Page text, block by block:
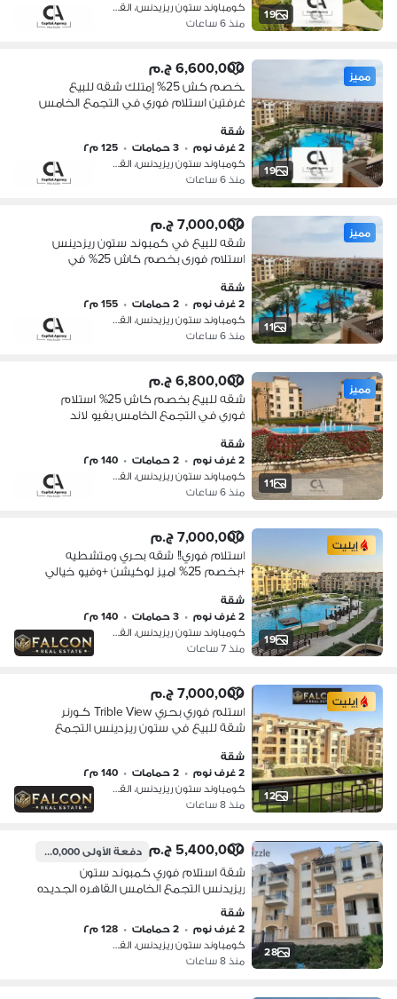
19
كومباوند ستون ريزيدنس، القطامية
منذ 6 ساعات
19
مميز 6,600,000 ج.م
بخصم كش 25% إمتلك شقه للبيع
غرفتين استلام فوري في التجمع الخامس
Residence
شقة
2 غرف نوم
• 3 حمامات • 125 م٢
كومباوند ستون ريزيدنس، القطامية
منذ 6 ساعات
11
مميز 7,000,000 ج.م
شقه للبيع في كمبوند ستون ريزدينس
استلام فورى بخصم كاش 25% في
قلب القاهرة الجديدة - ستون ريزدينس |
Stone Residence
شقة
2 غرف نوم
• 2 حمامات • 155 م٢
كومباوند ستون ريزيدنس، القطامية
منذ 6 ساعات
11
مميز 6,800,000 ج.م
شقه للبيع بخصم كاش 25% استلام
فوري في التجمع الخامس بفيو لاند
ريزدينس | Stone Residence
شقة
2 غرف نوم
• 2 حمامات • 140 م٢
كومباوند ستون ريزيدنس، القطامية
منذ 6 ساعات
19
إيليت 7,000,000 ج.م
استلام فوري!! شقه بحري ومتشطيه
+بخصم 25% اميز لوكيشن +وفيو خيالي
New C
شقة
2 غرف نوم
• 3 حمامات • 140 م٢
كومباوند ستون ريزيدنس، القطامية
منذ 7 ساعات
12
إيليت 7,000,000 ج.م
استلم فوري بحري Trible View كـورنر
شقة للبيع في ستون ريزدينس التجمع
Cairo
شقة
2 غرف نوم
• 2 حمامات • 140 م٢
كومباوند ستون ريزيدنس، القطامية
منذ 8 ساعات
28
5,400,000 ج.م دفعة الأولى4,500,000 ج.م
شقة استلام فوري كمبوند ستون
ريزيدنس التجمع الخامس القاهره الجديده
شقة
2 غرف نوم
• 2 حمامات • 128 م٢
كومباوند ستون ريزيدنس، القطامية
منذ 8 ساعات